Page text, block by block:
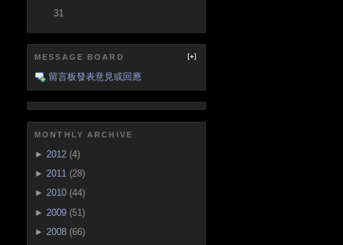
31
MESSAGE BOARD
留言板發表意見或回應
MONTHLY ARCHIVE
► 2012 (4)
► 2011 (28)
► 2010 (44)
► 2009 (51)
► 2008 (66)